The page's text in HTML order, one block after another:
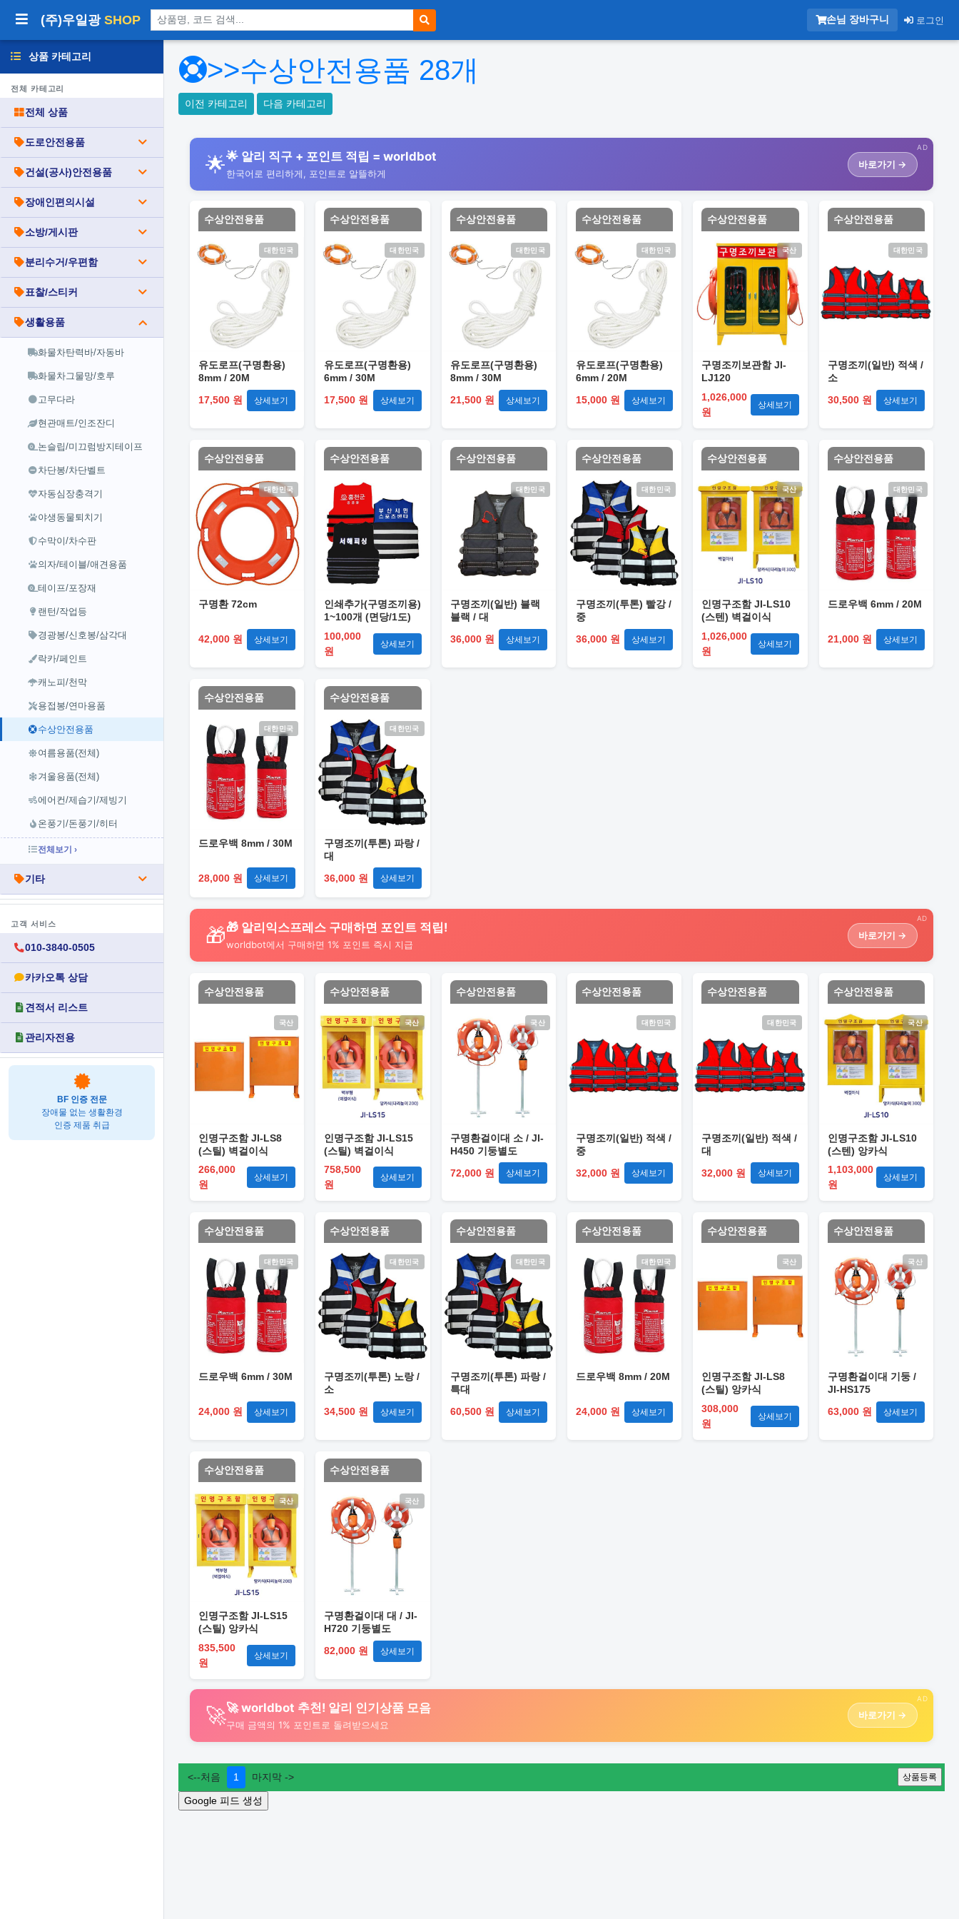
(주)우일광 SHOP 상품 검색 손님 장바구니 로그인
상품 카테고리
전체 카테고리
전체 상품
도로안전용품
건설(공사)안전용품
장애인편의시설
소방/게시판
분리수거/우편함
표찰/스티커
생활용품
화물차탄력바/자동바
화물차그물망/호루
고무다라
현관매트/인조잔디
논슬립/미끄럼방지테이프
차단봉/차단벨트
자동심장충격기
야생동물퇴치기
수막이/차수판
의자/테이블/애견용품
테이프/포장재
랜턴/작업등
경광봉/신호봉/삼각대
락카/페인트
캐노피/천막
용접봉/연마용품
수상안전용품
여름용품(전체)
겨울용품(전체)
에어컨/제습기/제빙기
온풍기/돈풍기/히터
전체보기 ›
기타
고객 서비스
010-3840-0505
카카오톡 상담
견적서 리스트
관리자전용
BF 인증 전문
장애물 없는 생활환경
인증 제품 취급
>>수상안전용품 28개
이전 카테고리 다음 카테고리
AD
🌟🌟 알리 직구 + 포인트 적립 = worldbot
한국어로 편리하게, 포인트로 알뜰하게
바로가기 →
수상안전용품
대한민국
유도로프(구명환용)
8mm / 20M
17,500 원
상세보기
수상안전용품
대한민국
유도로프(구명환용)
6mm / 30M
17,500 원
상세보기
수상안전용품
대한민국
유도로프(구명환용)
8mm / 30M
21,500 원
상세보기
수상안전용품
대한민국
유도로프(구명환용)
6mm / 20M
15,000 원
상세보기
수상안전용품
국산
구명조끼보관함 JI-
LJ120
1,026,000
원
상세보기
수상안전용품
대한민국
구명조끼(일반) 적색 /
소
30,500 원
상세보기
수상안전용품
대한민국
구명환 72cm
42,000 원 상세보기
수상안전용품
인쇄추가(구명조끼용)
1~100개 (면당/1도)
100,000
원
상세보기
수상안전용품
대한민국
구명조끼(일반) 블랙
블랙 / 대
36,000 원
상세보기
수상안전용품
대한민국
구명조끼(투톤) 빨강 /
중
36,000 원
상세보기
수상안전용품
국산
인명구조함 JI-LS10
(스텐) 벽걸이식
1,026,000
원
상세보기
수상안전용품
대한민국
드로우백 6mm / 20M
21,000 원 상세보기
수상안전용품
대한민국
드로우백 8mm / 30M
28,000 원 상세보기
수상안전용품
대한민국
구명조끼(투톤) 파랑 /
대
36,000 원
상세보기
AD
🎁🎁 알리익스프레스 구매하면 포인트 적립!
worldbot에서 구매하면 1% 포인트 즉시 지급
바로가기 →
수상안전용품
국산
인명구조함 JI-LS8
(스틸) 벽걸이식
266,000
원
상세보기
수상안전용품
국산
인명구조함 JI-LS15
(스틸) 벽걸이식
758,500
원
상세보기
수상안전용품
국산
구명환걸이대 소 / JI-
H450 기둥별도
72,000 원
상세보기
수상안전용품
대한민국
구명조끼(일반) 적색 /
중
32,000 원
상세보기
수상안전용품
대한민국
구명조끼(일반) 적색 /
대
32,000 원
상세보기
수상안전용품
국산
인명구조함 JI-LS10
(스텐) 앙카식
1,103,000
원
상세보기
수상안전용품
대한민국
드로우백 6mm / 30M
24,000 원 상세보기
수상안전용품
대한민국
구명조끼(투톤) 노랑 /
소
34,500 원
상세보기
수상안전용품
대한민국
구명조끼(투톤) 파랑 /
특대
60,500 원
상세보기
수상안전용품
대한민국
드로우백 8mm / 20M
24,000 원 상세보기
수상안전용품
국산
인명구조함 JI-LS8
(스틸) 앙카식
308,000
원
상세보기
수상안전용품
국산
구명환걸이대 기둥 /
JI-HS175
63,000 원
상세보기
수상안전용품
국산
인명구조함 JI-LS15
(스틸) 앙카식
835,500
원
상세보기
수상안전용품
국산
구명환걸이대 대 / JI-
H720 기둥별도
82,000 원
상세보기
AD
🚀🚀 worldbot 추천! 알리 인기상품 모음
구매 금액의 1% 포인트로 돌려받으세요
바로가기 →